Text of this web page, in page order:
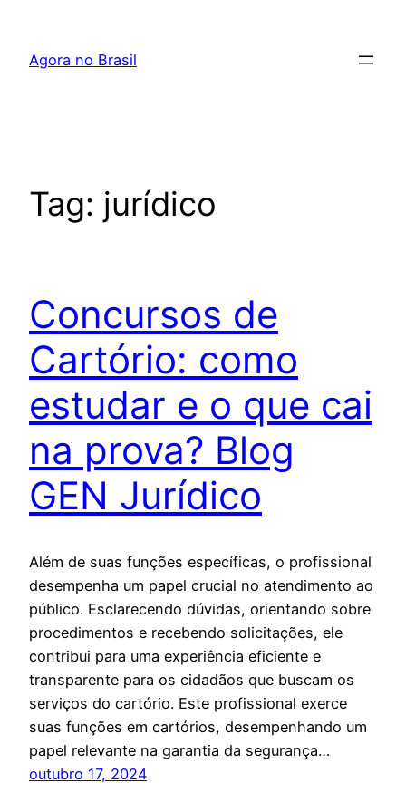
Agora no Brasil
Tag: jurídico
Concursos de
Cartório: como
estudar e o que cai
na prova? Blog
GEN Jurídico
Além de suas funções específicas, o profissional
desempenha um papel crucial no atendimento ao
público. Esclarecendo dúvidas, orientando sobre
procedimentos e recebendo solicitações, ele
contribui para uma experiência eficiente e
transparente para os cidadãos que buscam os
serviços do cartório. Este profissional exerce
suas funções em cartórios, desempenhando um
papel relevante na garantia da segurança…
outubro 17, 2024